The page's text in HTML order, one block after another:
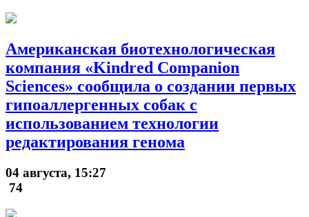
Американская биотехнологическая
компания «Kindred Companion
Sciences» сообщила о создании первых
гипоаллергенных собак с
использованием технологии
редактирования генома
04 августа, 15:27
74